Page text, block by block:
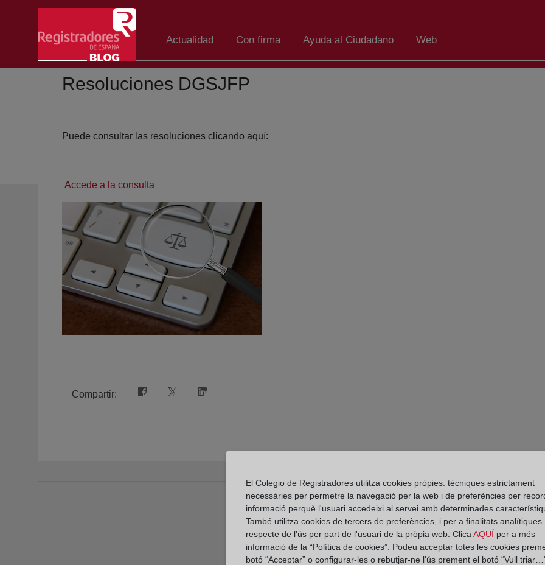
Salta al contingut principal
Actualidad Con firma Ayuda al Ciudadano Web
Resoluciones DGSJFP
Puede consultar las resoluciones clicando aquí:
Accede a la consulta
Compartir:
PARTE II. DIES A
RESTITUCIÓN DE
EN VIRTUD DE
El Colegio de Registradores utilitza cookies pròpies: tècniques estrictament
necessàries per permetre la navegació per la web i de preferències per
informació perquè l'usuari accedeixi al servei amb determinades
També utilitza cookies de tercers de preferències, i per a finalitats analítiques
respecte de l'ús per part de l'usuari de la pròpia web. Clica AQUÍ per a més
informació de la “Política de cookies”. Podeu acceptar totes les cookies
botó “Acceptar” o configurar-les o rebutjar-ne l'ús prement el botó “Vull